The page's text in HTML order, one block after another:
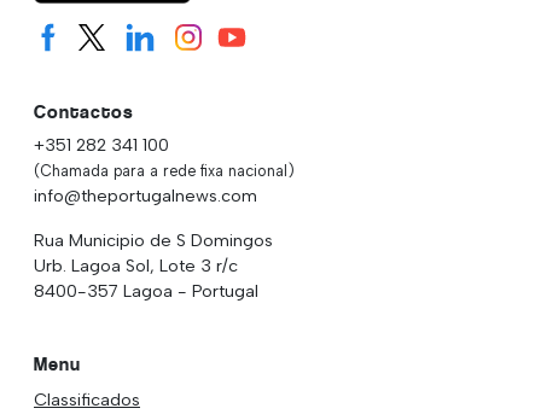
Contactos
+351 282 341 100
(Chamada para a rede fixa nacional)
info@theportugalnews.com
Rua Municipio de S Domingos
Urb. Lagoa Sol, Lote 3 r/c
8400-357 Lagoa - Portugal
Menu
Classificados